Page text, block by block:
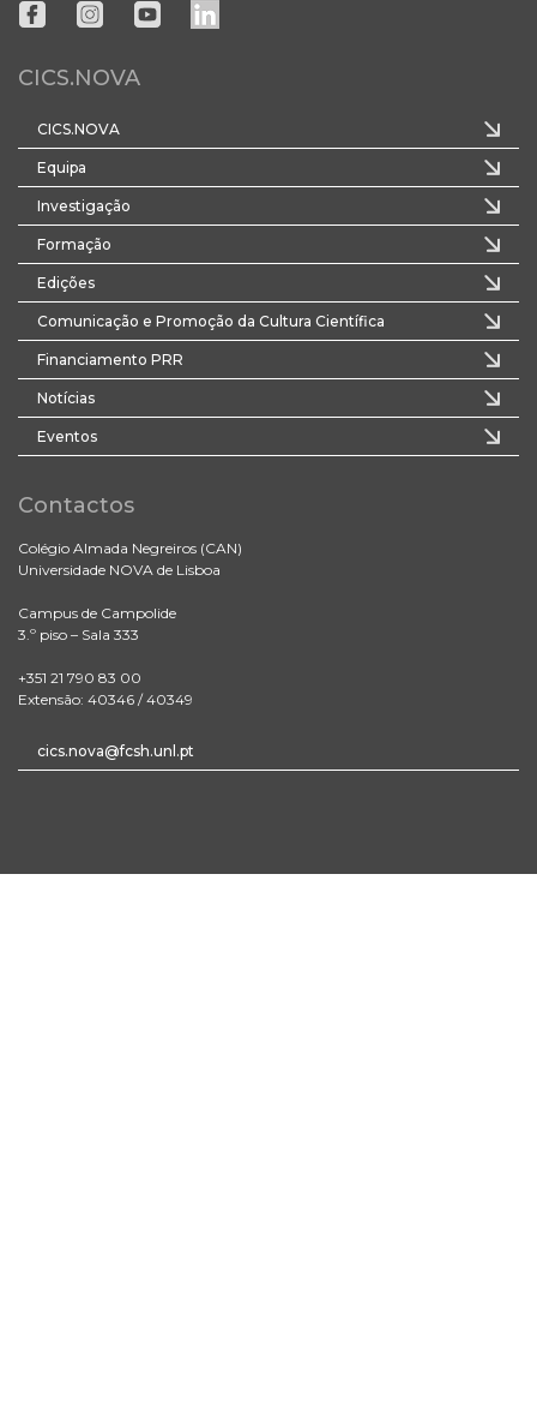
CICS.NOVA
CICS.NOVA
Equipa
Investigação
Formação
Edições
Comunicação e Promoção da Cultura Científica
Financiamento PRR
Notícias
Eventos
Contactos
Colégio Almada Negreiros (CAN)
Universidade NOVA de Lisboa
Campus de Campolide
3.º piso – Sala 333
+351 21 790 83 00
Extensão: 40346 / 40349
cics.nova@fcsh.unl.pt